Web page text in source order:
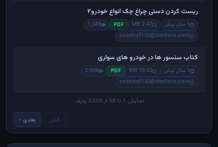
ریست کردن دستی چراغ چک انواع خودرو۲
1 سال پیش 2.47 MB
PDF
1,549
cosehof132@dwriters.com
کتاب سنسور ها در خودرو های سواری
1 سال پیش 10.52 MB
PDF
2,668
cosehof132@dwriters.com
نمایش 1 تا 50 از 2,505 ردیف
‹ قبلی بعدی ›